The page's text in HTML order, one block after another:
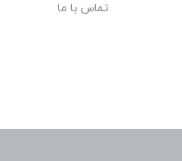
تماس با ما